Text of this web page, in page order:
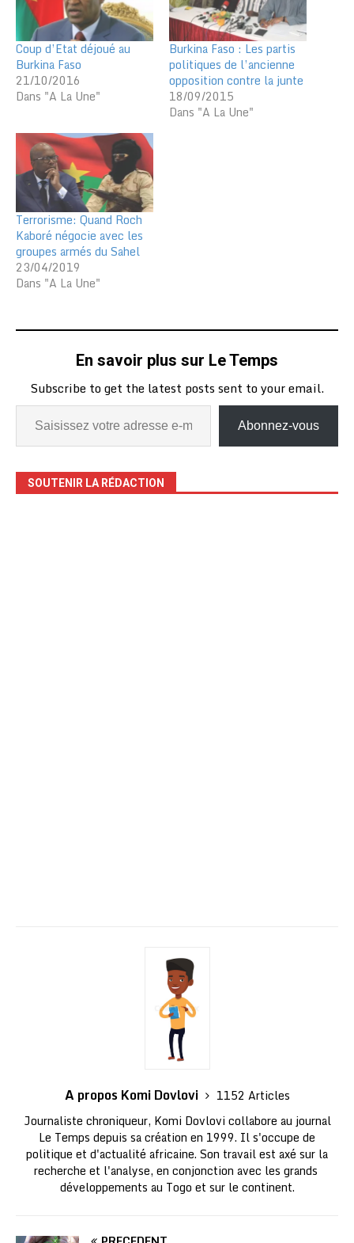
Coup d’Etat déjoué au
Burkina Faso
21/10/2016
Dans "A La Une"
Burkina Faso : Les partis
politiques de l’ancienne
opposition contre la junte
18/09/2015
Dans "A La Une"
Terrorisme: Quand Roch
Kaboré négocie avec les
groupes armés du Sahel
23/04/2019
Dans "A La Une"
En savoir plus sur Le Temps
Subscribe to get the latest posts sent to your email.
Abonnez-vous
SOUTENIR LA RÉDACTION
A propos Komi Dovlovi
1152 Articles
Journaliste chroniqueur, Komi Dovlovi collabore au journal
Le Temps depuis sa création en 1999. Il s'occupe de
politique et d'actualité africaine. Son travail est axé sur la
recherche et l'analyse, en conjonction avec les grands
développements au Togo et sur le continent.